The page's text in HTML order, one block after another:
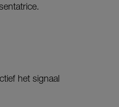
het signaal